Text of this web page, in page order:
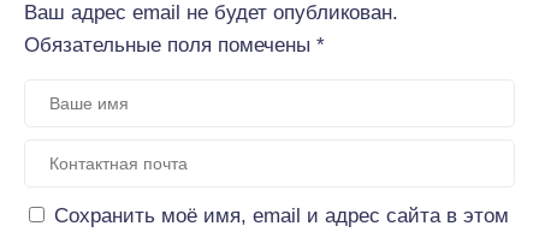
Ваш адрес email не будет опубликован.
Обязательные поля помечены *
Сохранить моё имя, email и адрес сайта в этом